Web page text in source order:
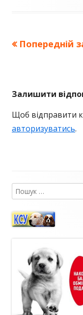
Навігація
Попередня
Попередній
Залишити
Щоб відправити
авторизуватись.
Головний
сайдбар
Пошук: